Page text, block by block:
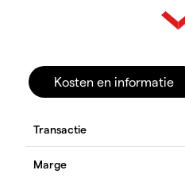
Kosten en informatie